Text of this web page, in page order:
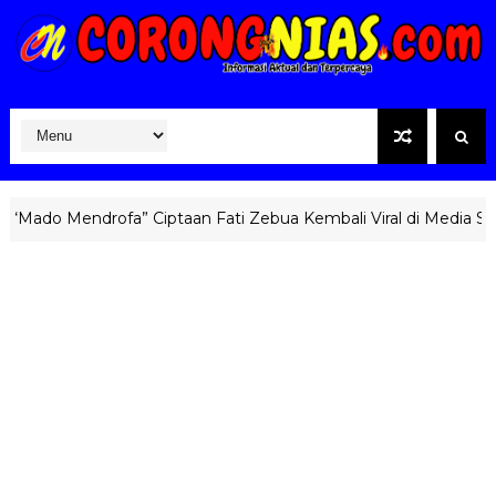
Mendrofa” Ciptaan Fati Zebua Kembali Viral di Media Sosial